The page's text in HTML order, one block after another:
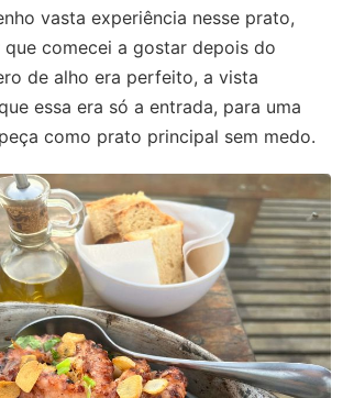
vasta experiência nesse prato,
comecei a gostar depois do
de alho era perfeito, a vista
essa era só a entrada, para uma
como prato principal sem medo.